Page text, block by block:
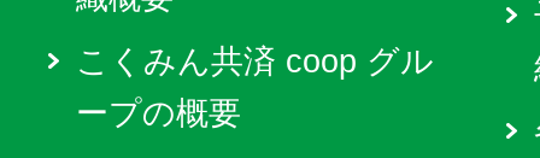
こくみん共済 coop グル
ープの概要